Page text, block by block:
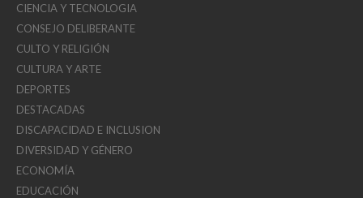
CIENCIA Y TECNOLOGIA
CONSEJO DELIBERANTE
CULTO Y RELIGIÓN
CULTURA Y ARTE
DEPORTES
DESTACADAS
DISCAPACIDAD E INCLUSION
DIVERSIDAD Y GÉNERO
ECONOMÍA
EDUCACIÓN